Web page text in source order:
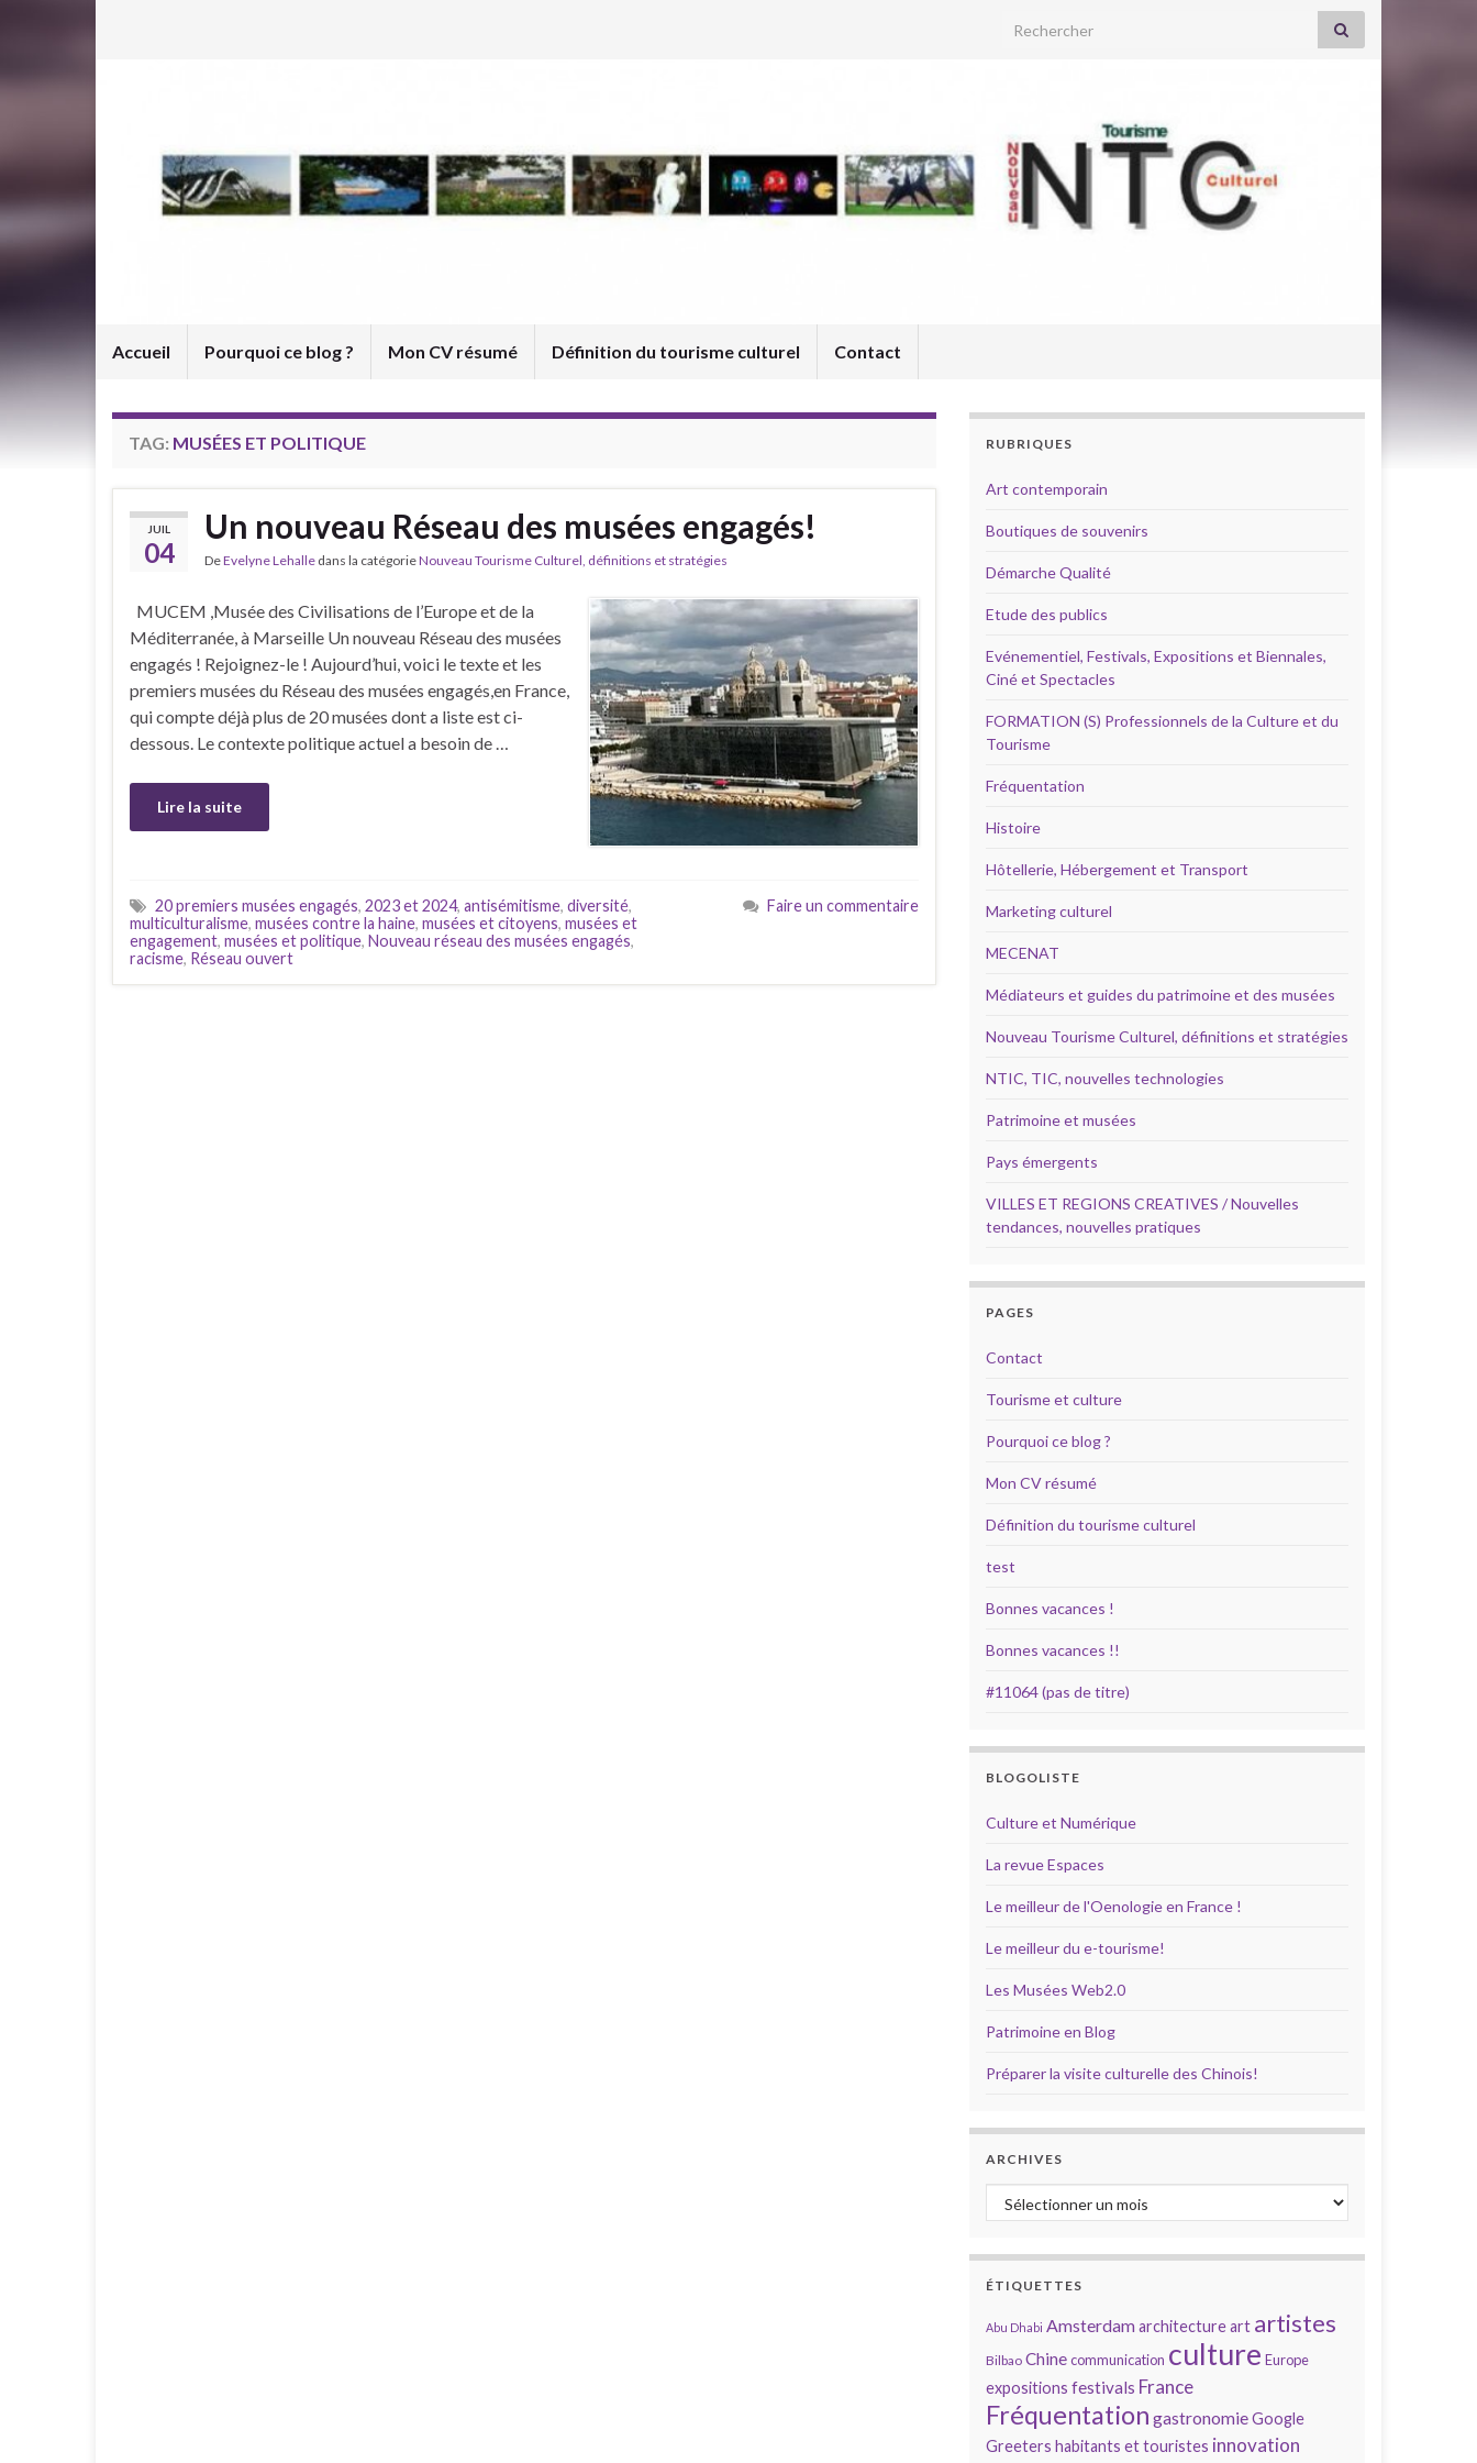
Search for:
Accueil Pourquoi ce blog ? Mon CV résumé Définition du tourisme culturel Contact
TAG: MUSÉES ET POLITIQUE
JUIL
04
Un nouveau Réseau des musées engagés!
DeEvelyne Lehalle dans la catégorieNouveau Tourisme Culturel, définitions et stratégies
MUCEM ,Musée des Civilisations de l’Europe et de la
Méditerranée, à Marseille Un nouveau Réseau des musées
engagés ! Rejoignez-le ! Aujourd’hui, voici le texte et les
premiers musées du Réseau des musées engagés,en France,
qui compte déjà plus de 20 musées dont a liste est ci-
dessous. Le contexte politique actuel a besoin de …
Lire la suite
20 premiers musées engagés, 2023 et 2024, antisémitisme, diversité,
multiculturalisme, musées contre la haine, musées et citoyens, musées et
engagement, musées et politique, Nouveau réseau des musées engagés,
racisme, Réseau ouvert
Faire un commentaire
RUBRIQUES
Art contemporain
Boutiques de souvenirs
Démarche Qualité
Etude des publics
Evénementiel, Festivals, Expositions et Biennales,
Ciné et Spectacles
FORMATION (S) Professionnels de la Culture et du
Tourisme
Fréquentation
Histoire
Hôtellerie, Hébergement et Transport
Marketing culturel
MECENAT
Médiateurs et guides du patrimoine et des musées
Nouveau Tourisme Culturel, définitions et stratégies
NTIC, TIC, nouvelles technologies
Patrimoine et musées
Pays émergents
VILLES ET REGIONS CREATIVES / Nouvelles
tendances, nouvelles pratiques
PAGES
Contact
Tourisme et culture
Pourquoi ce blog ?
Mon CV résumé
Définition du tourisme culturel
test
Bonnes vacances !
Bonnes vacances !!
#11064 (pas de titre)
BLOGOLISTE
Culture et Numérique
La revue Espaces
Le meilleur de l'Oenologie en France !
Le meilleur du e-tourisme!
Les Musées Web2.0
Patrimoine en Blog
Préparer la visite culturelle des Chinois!
ARCHIVES
Archives
ÉTIQUETTES
Abu Dhabi Amsterdamarchitectureart artistes
Bilbao Chinecommunication culture Europe
expositions festivals France
Fréquentation gastronomieGoogle
Greeters habitants et touristes innovation